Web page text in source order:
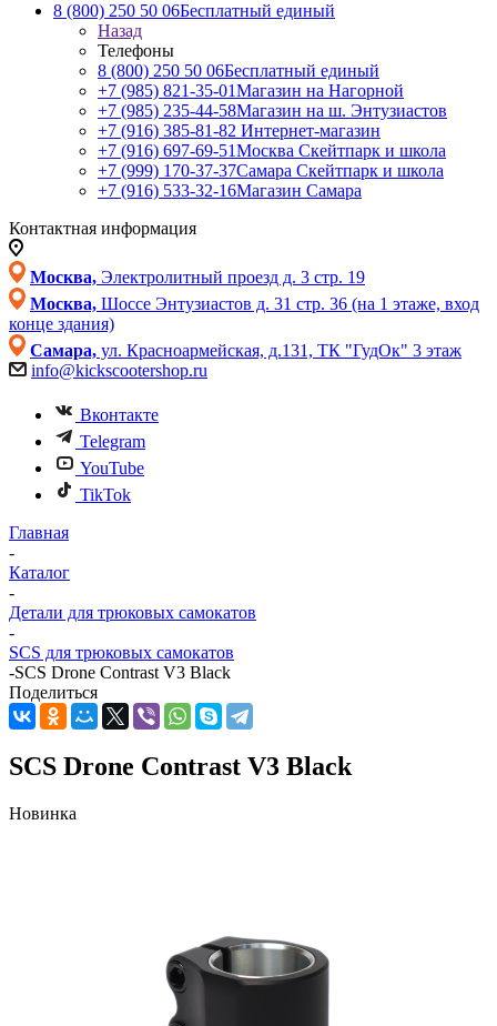
8 (800) 250 50 06Бесплатный единый
Назад
Телефоны
8 (800) 250 50 06Бесплатный единый
+7 (985) 821-35-01Магазин на Нагорной
+7 (985) 235-44-58Магазин на ш. Энтузиастов
+7 (916) 385-81-82 Интернет-магазин
+7 (916) 697-69-51Москва Скейтпарк и школа
+7 (999) 170-37-37Самара Скейтпарк и школа
+7 (916) 533-32-16Магазин Самара
Контактная информация
Москва, Электролитный проезд д. 3 стр. 19
Москва, Шоссе Энтузиастов д. 31 стр. 36 (на 1 этаже, вход
конце здания)
Самара, ул. Красноармейская, д.131, ТК "ГудОк" 3 этаж
info@kickscootershop.ru
Вконтакте
Telegram
YouTube
TikTok
Главная
-
Каталог
-
Детали для трюковых самокатов
-
SCS для трюковых самокатов
-SCS Drone Contrast V3 Black
Поделиться
SCS Drone Contrast V3 Black
Новинка